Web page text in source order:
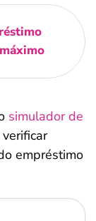
simulador de
empréstimo